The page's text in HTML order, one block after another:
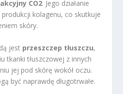
CO2. Jego działanie
kolagenu, co skutkuje
skóry.
jest przeszczep tłuszczu,
tkanki tłuszczowej z innych
jej pod skórę wokół oczu.
być naprawdę długotrwałe.